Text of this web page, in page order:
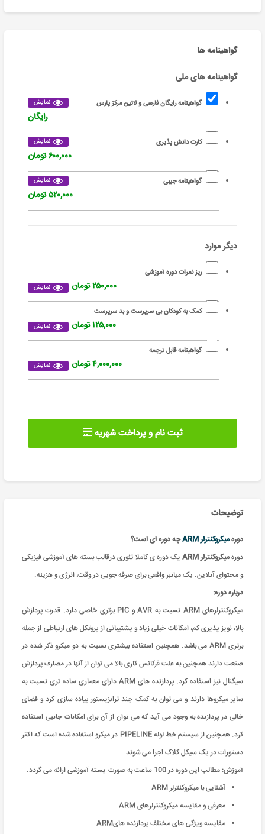
گواهینامه ها
گواهینامه های ملی
گواهینامه رایگان فارسی و لاتین مرکز پارس نمایش
رایگان
کارت دانش پذیری نمایش
۶۰۰,۰۰۰ تومان
گواهینامه جیبی نمایش
۵۲۰,۰۰۰ تومان
دیگر موارد
ریز نمرات دوره آموزشی
نمایش ۲۵۰,۰۰۰ تومان
کمک به کودکان بی سرپرست و بد سرپرست
نمایش ۱۲۵,۰۰۰ تومان
گواهینامه قابل ترجمه
نمایش ۴,۰۰۰,۰۰۰ تومان
ثبت نام و پرداخت شهریه
توضیحات
دورهمیکروکنترلر ARM
چه دوره ای است؟
دورهمیکروکنترلر ARM
یک دوره ی کاملا تئوری درقالب بسته های آموزشی فیزیکی
و محتوای آنلاین. یک میانبر واقعی برای صرفه جویی در وقت، انرژی و هزینه.
درباره دوره:
میکروکنترلرهای ARM نسبت به AVR و PIC برتری خاصی دارد. قدرت پردازش
بالا، نویز پذیری کم، امکانات خیلی زیاد و پشتیبانی از پروتکل های ارتباطی از جمله
برتری ARM می باشد. همچنین استفاده بیشتری نسبت به دو میکرو ذکر شده در
صنعت دارند همچنین به علت فرکانس کاری بالا می توان از آنها در مصارف پردازش
سیگنال نیز استفاده کرد. پردازنده های ARM دارای معماری ساده تری نسبت به
سایر میکروها دارند و می توان به کمک چند ترانزیستور پیاده سازی کرد و فضای
خالی در پردازنده به وجود می آید که می توان از آن برای امکانات جانبی استفاده
کرد. همچنین از سیستم خط لوله PIPELINE در میکرو استفاده شده است که اکثر
دستورات در یک سیکل کلاک اجرا می شوند
آموزش: مطالب این دوره در 100 ساعت به صورت بسته آموزشی ارائه می گردد
.
آشنایی با میکروکنترلر ARM
معرفی و مقایسه میکروکنترلرهای ARM
مقایسه ویژگی های مختلف پردازنده هایARM